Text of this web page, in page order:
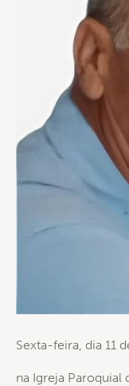
Sexta-feira, dia 11
na Igreja Paroquial